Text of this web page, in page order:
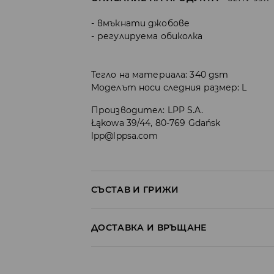
вмъкнати джобове
регулируема обиколка
Тегло на материала: 340 gsm
Моделът носи следния размер: L
Производител: LPP S.A.
Łąkowa 39/44, 80-769 Gdańsk
lpp@lppsa.com
СЪСТАВ И ГРИЖИ
ПЪРВА МАТЕРИЯ: 60% ПАМУК, 40%
ЗАБРАНЕНО Е ИЗБЕЛВАНЕТО
ДОСТАВКА И ВРЪЩАНЕ